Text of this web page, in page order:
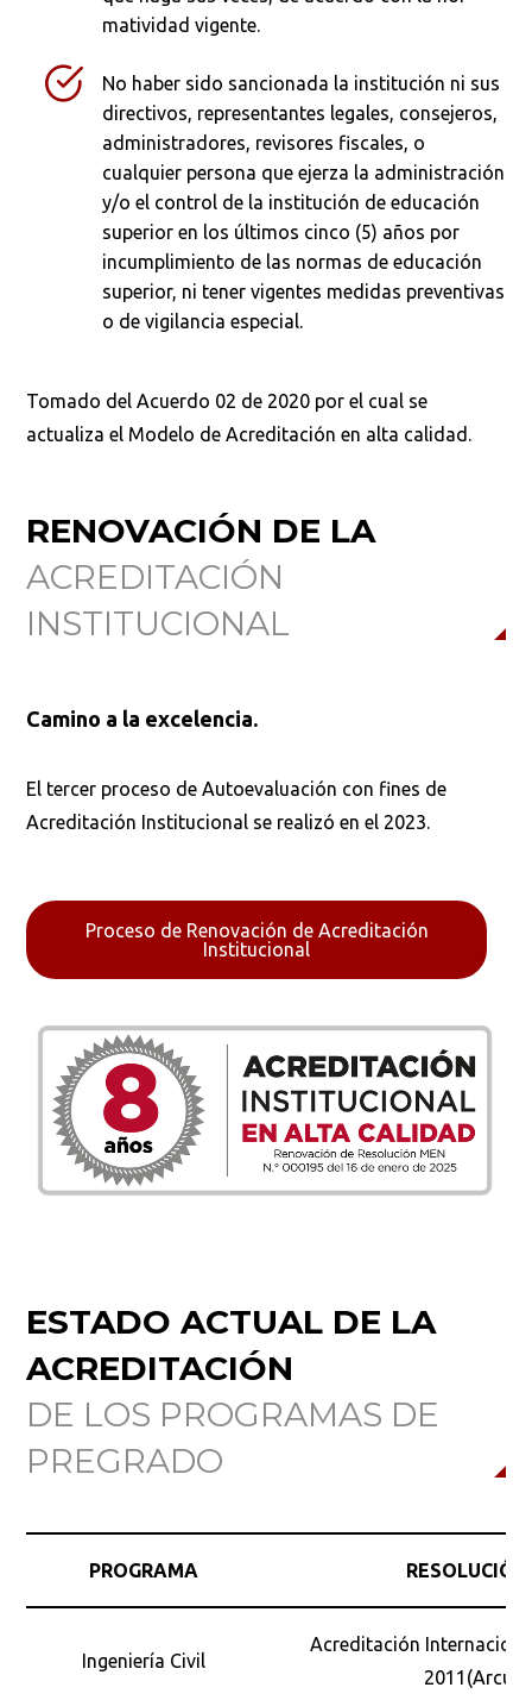
matividad vigente.
No haber sido sancionada la institución ni sus
directivos, representantes legales, con­sejeros,
administradores, revisores fiscales, o
cualquier persona que ejerza la administra­ción
y/o el control de la institución de edu­cación
superior en los últimos cinco (5) años por
incumplimiento de las normas de educa­ción
superior, ni tener vigentes medidas pre­ventivas
o de vigilancia especial.
Tomado del Acuerdo 02 de 2020 por el cual se
actualiza el Modelo de Acreditación en alta calidad.
RENOVACIÓN DE LA
ACREDITACIÓN
INSTITUCIONAL
Camino a la excelencia.
El tercer proceso de Autoevaluación con fines de
Acreditación Institucional se realizó en el 2023.
Proceso de Renovación de Acreditación
Institucional
ESTADO ACTUAL DE LA
ACREDITACIÓN
DE LOS PROGRAMAS DE
PREGRADO
PROGRAMA
Ingeniería Civil
Acreditación